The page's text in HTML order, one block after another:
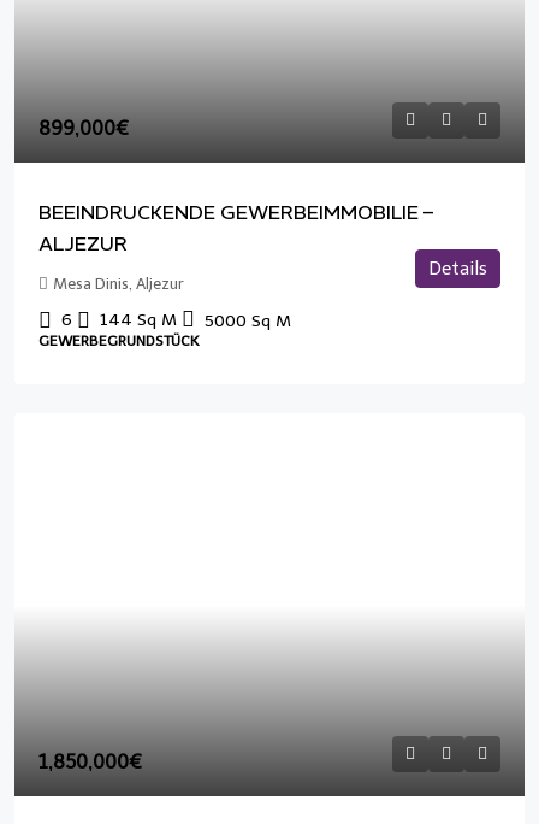
899,000€
BEEINDRUCKENDE GEWERBEIMMOBILIE –
ALJEZUR
Mesa Dinis, Aljezur
6 144 Sq M 5000 Sq M
GEWERBEGRUNDSTÜCK
Details
1,850,000€